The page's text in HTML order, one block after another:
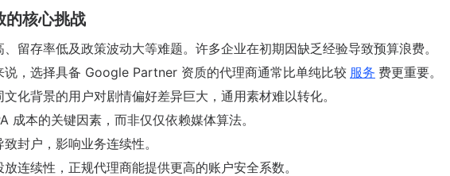
的核心挑战
留存率低及政策波动大等难题。许多企业在初期因缺乏经验导致预算浪费。
说，选择具备 Google Partner 资质的代理商通常比单纯比较 服务 费更重要。
化背景的用户对剧情偏好差异巨大，通用素材难以转化。
成本的关键因素，而非仅仅依赖媒体算法。
封户，影响业务连续性。
连续性，正规代理商能提供更高的账户安全系数。